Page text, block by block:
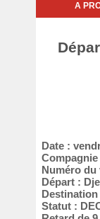
A
Date :
Compagnie
Numéro du
Départ :
Destination
Statut :